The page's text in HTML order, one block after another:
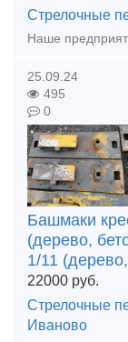
Стрелочные
25.09.24
495
0
Башмаки
(дерево,
1/11
22000 руб.
Стрелочные
Иваново